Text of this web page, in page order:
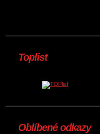
Toplist
Oblíbené odkazy